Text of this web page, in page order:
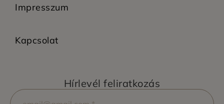
Impresszum
Kapcsolat
Hírlevél feliratkozás